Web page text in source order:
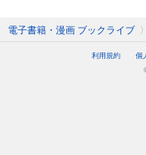
電子書籍・漫画 ブックライブ 〉
利用規約 個